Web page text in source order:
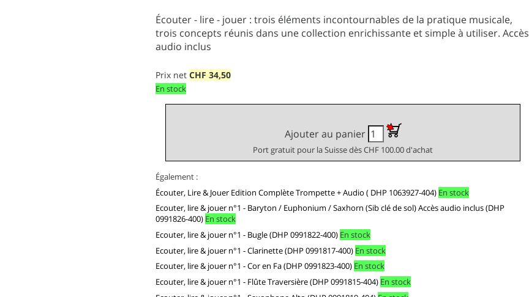
Écouter - lire - jouer : trois éléments incontournables de la pratique musicale,
trois concepts réunis dans une collection enrichissante et simple à utiliser. Accès
audio inclus
Prix net CHF 34,50
En stock
Ajouter au panier
Port gratuit pour la Suisse dès CHF 100.00 d'achat
Également :
Écouter, Lire & Jouer Edition Complète Trompette + Audio ( DHP 1063927-404) En stock
Ecouter, lire & jouer n°1 - Baryton / Euphonium / Saxhorn (Sib clé de sol) Accès audio inclus (DHP
0991826-400) En stock
Ecouter, lire & jouer n°1 - Bugle (DHP 0991822-400) En stock
Ecouter, lire & jouer n°1 - Clarinette (DHP 0991817-400) En stock
Ecouter, lire & jouer n°1 - Cor en Fa (DHP 0991823-400) En stock
Ecouter, lire & jouer n°1 - Flûte Traversière (DHP 0991815-404) En stock